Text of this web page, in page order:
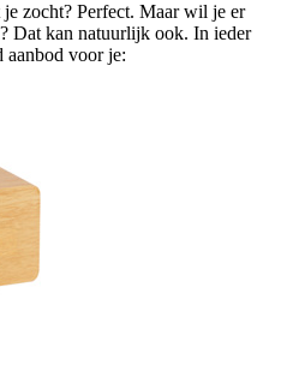
zocht? Perfect. Maar wil je er
Dat kan natuurlijk ook. In ieder
aanbod voor je: